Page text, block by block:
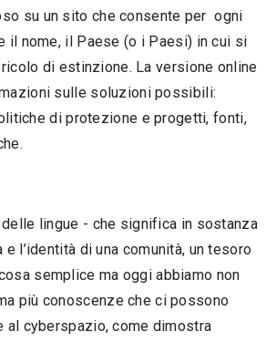
su un sito che consente per ogni
il nome, il Paese (o i Paesi) in cui si
di estinzione. La versione online
sulle soluzioni possibili:
di protezione e progetti, fonti,
lingue - che significa in sostanza
l’identità di una comunità, un tesoro
semplice ma oggi abbiamo non
più conoscenze che ci possono
al cyberspazio, come dimostra